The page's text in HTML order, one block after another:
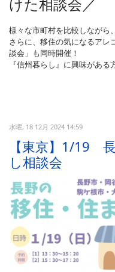
様々な市町村を比較しながら
さらに、移住の気になるアレ
談会」も同時開催！
『信州暮らし』に興味があ
水曜, 18 12月 2024 14:59
【東京】1/19
し相談会